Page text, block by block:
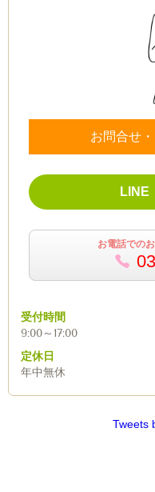
お問合せ
お電話での
受付時間
9:00～17:00
定休日
年中無休
Tweets